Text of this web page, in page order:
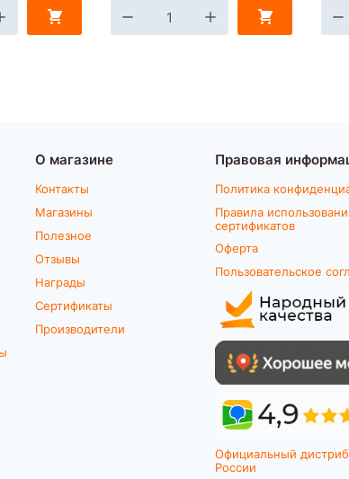
О магазине
Контакты
Магазины
Полезное
Отзывы
Награды
Сертификаты
Производители
Правовая
Политика
Правила
сертификатов
Оферта
Пользовательское
Официальный
России